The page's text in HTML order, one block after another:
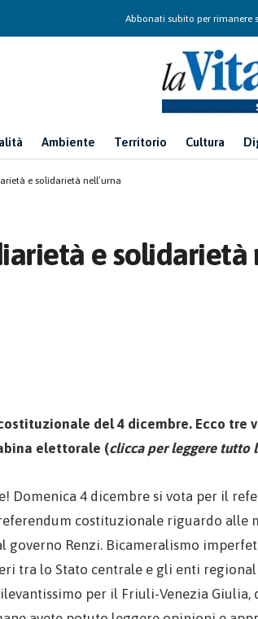
Abbonati subito per rimanere
Ambiente Territorio Cultura
e solidarietà nell’urna
e solidarietà
del 4 dicembre. Ecco tre
elettorale (clicca per leggere tutto
Domenica 4 dicembre si vota per il
costituzionale riguardo alle
Renzi. Bicameralismo
tra lo Stato centrale e gli enti
per il Friuli-Venezia Giulia,